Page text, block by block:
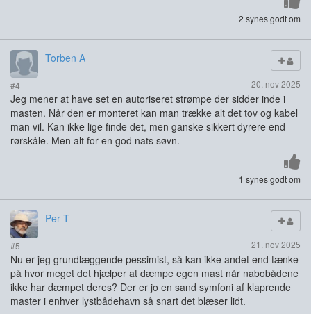
2 synes godt om
Torben A
#4 20. nov 2025
Jeg mener at have set en autoriseret strømpe der sidder inde i
masten. Når den er monteret kan man trække alt det tov og kabel
man vil. Kan ikke lige finde det, men ganske sikkert dyrere end
rørskåle. Men alt for en god nats søvn.
1 synes godt om
Per T
#5 21. nov 2025
Nu er jeg grundlæggende pessimist, så kan ikke andet end tænke
på hvor meget det hjælper at dæmpe egen mast når nabobådene
ikke har dæmpet deres? Der er jo en sand symfoni af klaprende
master i enhver lystbådehavn så snart det blæser lidt.